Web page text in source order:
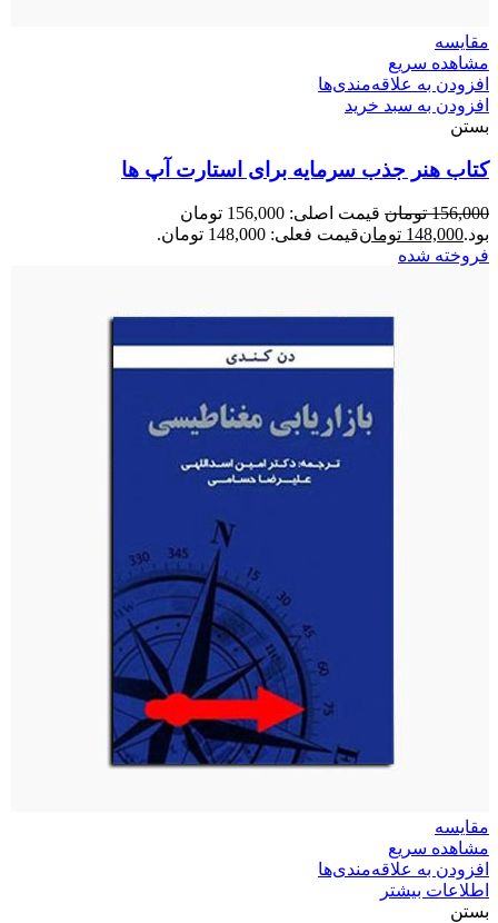
مقایسه
مشاهده سریع
افزودن به علاقه‌مندی‌ها
افزودن به سبد خرید
بستن
کتاب هنر جذب سرمایه برای استارت آپ ها
156,000 تومان
قیمت اصلی: 156,000 تومان
بود.148,000 تومانقیمت فعلی: 148,000 تومان.
فروخته شده
مقایسه
مشاهده سریع
افزودن به علاقه‌مندی‌ها
اطلاعات بیشتر
بستن